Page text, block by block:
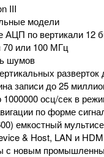
III
модели
АЦП по вертикали 12
70 или 100 МГц
шумов
записи до 25
1000000 осц/сек в
по форме
емкостный
& Host, LAN и
с новым